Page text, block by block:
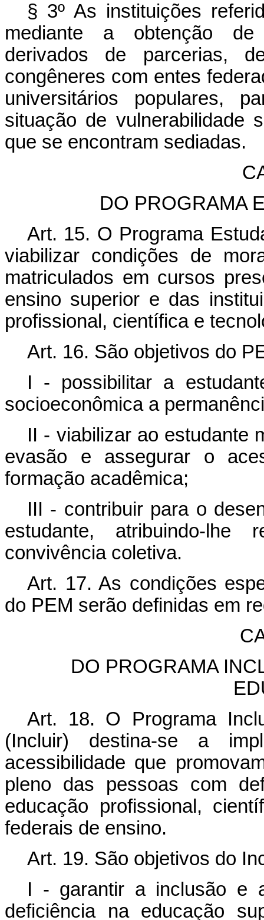
§ 3º As instituições
mediante a obtenção de
derivados de parcerias,
congêneres com entes
universitários populares,
situação de vulnerabilidade
que se encontram sediadas.
DO PROGRAMA
Art. 15. O Programa
viabilizar condições de
matriculados em cursos
ensino superior e das
profissional, científica e
Art. 16. São objetivos do
I - possibilitar a
socioeconômica a
II - viabilizar ao estudante
evasão e assegurar o
formação acadêmica;
III - contribuir para o
estudante, atribuindo-lhe
convivência coletiva.
Art. 17. As condições
do PEM serão definidas em
DO PROGRAMA
Art. 18. O Programa
(Incluir) destina-se a
acessibilidade que
pleno das pessoas com
educação profissional,
federais de ensino.
Art. 19. São objetivos do
I - garantir a inclusão e
deficiência na educação